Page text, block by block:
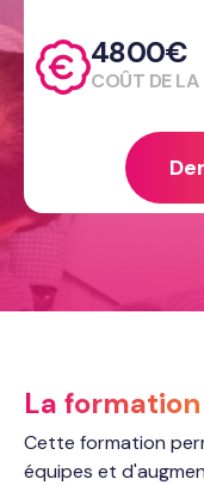
4800€
COÛT DE
La formation
Cette formation
équipes et